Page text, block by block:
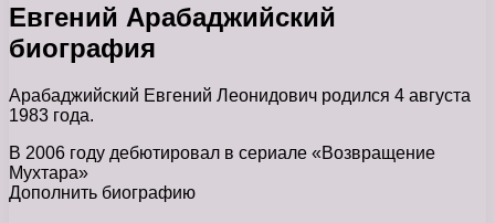
Евгений Арабаджийский
биография
Арабаджийский Евгений Леонидович родился 4 августа
1983 года.
В 2006 году дебютировал в сериале «Возвращение
Мухтара»
Дополнить биографию